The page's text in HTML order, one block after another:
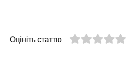
Оцініть статтю